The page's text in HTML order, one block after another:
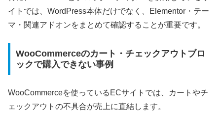
イトでは、WordPress本体だけでなく、Elementor・テー
マ・関連アドオンをまとめて確認することが重要です。
WooCommerceのカート・チェックアウトブロ
ックで購入できない事例
WooCommerceを使っているECサイトでは、カートやチ
ェックアウトの不具合が売上に直結します。